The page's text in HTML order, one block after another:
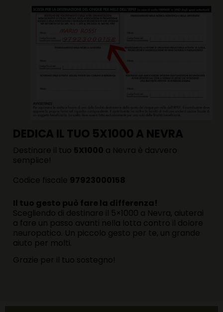
DEDICA IL TUO 5X1000 A NEVRA
Destinare il tuo 5X1000 a Nevra è davvero
semplice!
Codice fiscale 97923000158
Il tuo gesto può fare la differenza!
Scegliendo di destinare il 5×1000 a Nevra, aiuterai
a fare un passo avanti nella lotta contro il dolore
neuropatico. Un piccolo gesto per te, un grande
aiuto per molti.
Grazie per il tuo sostegno!